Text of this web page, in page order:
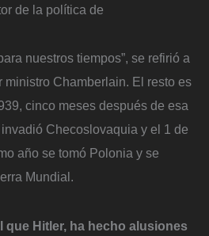
de la política de
nuestros tiempos”, se refirió a
ministro Chamberlain. El resto es
cinco meses después de esa
Checoslovaquia y el 1 de
año se tomó Polonia y se
Mundial.
que Hitler, ha hecho alusiones